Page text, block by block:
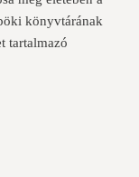
könyvtárának
tartalmazó